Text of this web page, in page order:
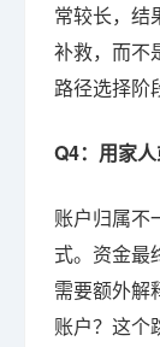
常较长，结
补救，而
路径选择阶
Q4：用家
账户归属不
式。资金最
需要额外
账户？这个